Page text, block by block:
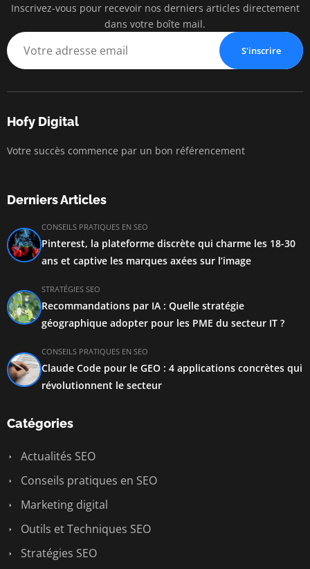
Inscrivez-vous pour recevoir nos derniers articles directement
dans votre boîte mail.
S'inscrire
Hofy Digital
Votre succès commence par un bon référencement
Derniers Articles
CONSEILS PRATIQUES EN SEO
Pinterest, la plateforme discrète qui charme les 18-30
ans et captive les marques axées sur l’image
STRATÉGIES SEO
Recommandations par IA : Quelle stratégie
géographique adopter pour les PME du secteur IT ?
CONSEILS PRATIQUES EN SEO
Claude Code pour le GEO : 4 applications concrètes qui
révolutionnent le secteur
Catégories
Actualités SEO
Conseils pratiques en SEO
Marketing digital
Outils et Techniques SEO
Stratégies SEO